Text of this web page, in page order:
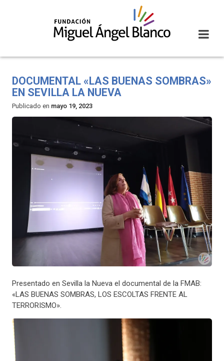
DOCUMENTAL «LAS BUENAS SOMBRAS»
EN SEVILLA LA NUEVA
Publicado en mayo 19, 2023
Presentado en Sevilla la Nueva el documental de la FMAB:
«LAS BUENAS SOMBRAS, LOS ESCOLTAS FRENTE AL
TERRORISMO».